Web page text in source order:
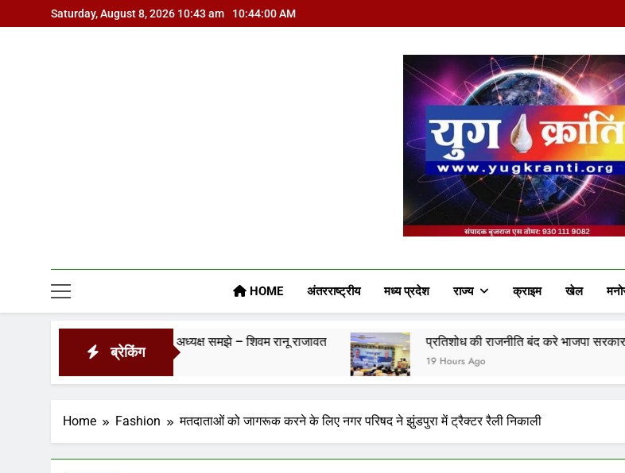
to
Saturday, August 8, 2026 10:43 am 10:44:01 AM
Yug Kranti |
HOME अंतरराष्ट्रीय मध्य प्रदेश राज्य क्राइम खेल
ब्रेकिंग
आप को जिला अध्यक्ष समझे – शिवम रानू राजावत प्रतिशोध की राजनीति बंद करे भाजपा सरकार, कांग्रेस अन्याय के
19 Hours Ago
Home Fashion मतदाताओं को जागरूक करने के लिए नगर परिषद ने झुंडपुरा में ट्रैक्टर रैली निकाली